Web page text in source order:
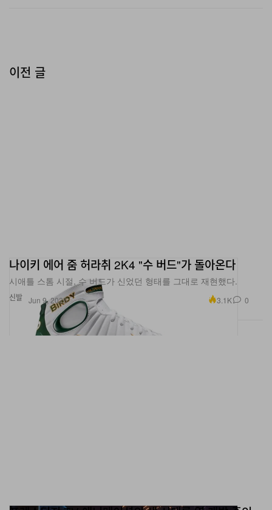
신발
시애틀 스톰 시절, 수 버드가 신었던 형태를 그대로 재현했다.
Jun 9, 2026 3.1K
게임 원작 7선